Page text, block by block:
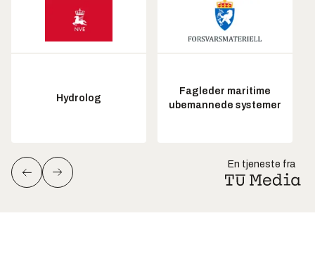
Hydrolog
Fagleder maritime
ubemannede systemer
En tjeneste fra